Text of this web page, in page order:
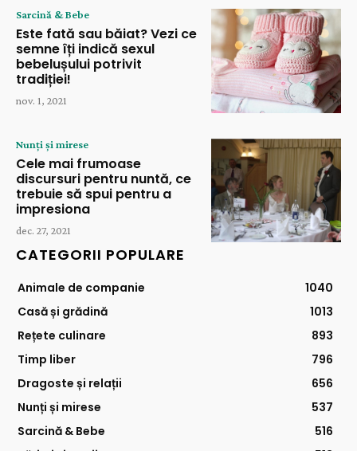
Sarcină & Bebe
Este fată sau băiat? Vezi ce
semne îți indică sexul
bebelușului potrivit
tradiției!
nov. 1, 2021
Nunți și mirese
Cele mai frumoase
discursuri pentru nuntă, ce
trebuie să spui pentru a
impresiona
dec. 27, 2021
CATEGORII POPULARE
Animale de companie
1040
Casă și grădină
1013
Rețete culinare
893
Timp liber
796
Dragoste și relații
656
Nunți și mirese
537
Sarcină & Bebe
516